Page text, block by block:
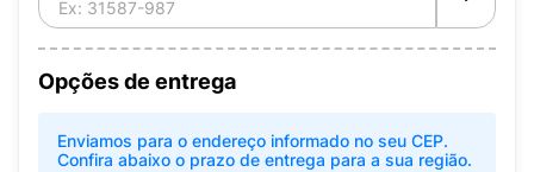
Opções de entrega
Enviamos para o endereço informado no seu CEP.
Confira abaixo o prazo de entrega para a sua região.